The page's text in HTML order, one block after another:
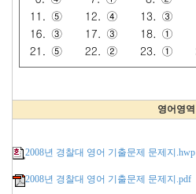
영어영역
2008년 경찰대 영어 기출문제 문제지.hwp
2008년 경찰대 영어 기출문제 문제지.pdf